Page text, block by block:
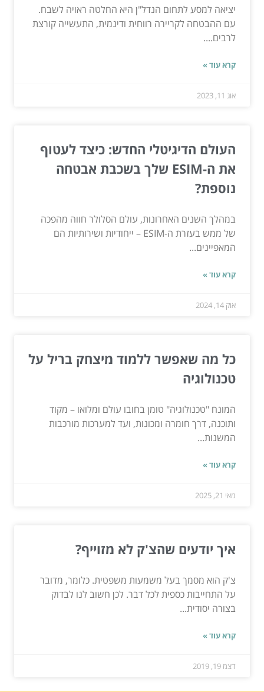
יציאה למסע לתחום הנדל"ן היא החלטה ראויה לשבח.
עם ההבטחה לקריירה רווחית ודינמית, התעשייה קורצת
לרבים....
קרא עוד »
אוג 11, 2023
העולם הדיגיטלי החדש: כיצד לעטוף
את ה-ESIM שלך בשכבת אבטחה
נוספת?
במהלך השנים האחרונות, עולם הסלולר חווה מהפכה
של ממש בעזרת ה-ESIM – ייחודיות ושירותיות הם
המאפיינים...
קרא עוד »
אוק 14, 2024
כל מה שאפשר ללמוד מיצחק בריל על
טכנולוגיה
המונח "טכנולוגיה" טומן בחובו עולם ומלואו – מקוד
ותוכנה, דרך חומרה ומכונות, ועד למערכות מורכבות
המשנות...
קרא עוד »
מאי 21, 2025
איך יודעים שהצ'ק לא מזוייף?
צ'ק הוא מסמך בעל משמעות משפטית. כלומר, מדובר
על התחייבות כספית לכל דבר. לכן חשוב לנו לבדוק
בצורה יסודית...
קרא עוד »
דצמ 19, 2019